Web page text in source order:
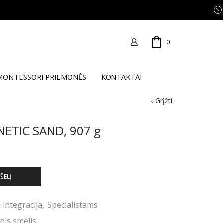
0
PRIEMONĖS KONTAKTAI
Grįžti
SAND, 907 g
integracija, Specialistams
smėlis